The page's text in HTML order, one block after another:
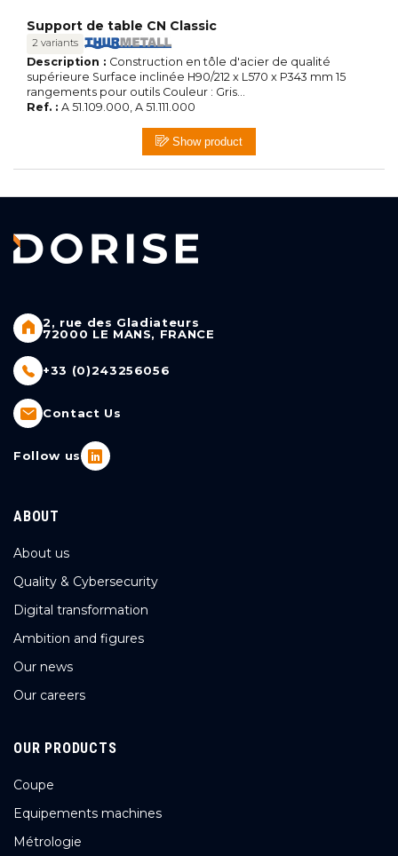
Support de table CN Classic
2 variants
Description : Construction en tôle d'acier de qualité
supérieure Surface inclinée H90/212 x L570 x P343 mm 15
rangements pour outils Couleur : Gris...
Ref. : A 51.109.000, A 51.111.000
Show product
2, rue des Gladiateurs
72000 LE MANS, FRANCE
+33 (0)243256056
Contact Us
Follow us
ABOUT
About us
Quality & Cybersecurity
Digital transformation
Ambition and figures
Our news
Our careers
OUR PRODUCTS
Coupe
Equipements machines
Métrologie